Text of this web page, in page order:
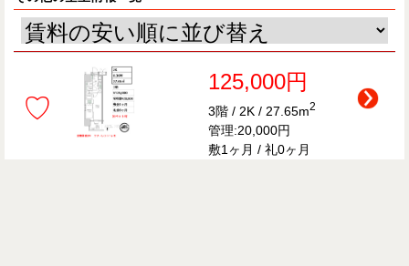
♡
125,000円
3階 / 2K / 27.65m2
管理:20,000円
敷1ヶ月 / 礼0ヶ月